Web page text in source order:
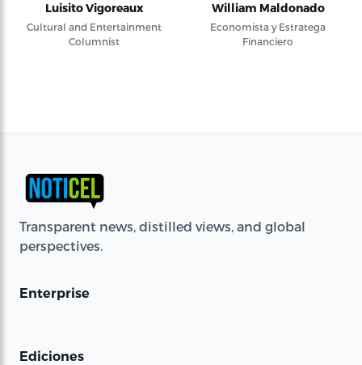
Luisito Vigoreaux
Cultural and Entertainment
Columnist
William Maldonado
Economista y Estratega
Financiero
Transparent news, distilled views, and global
perspectives.
Enterprise
Ediciones